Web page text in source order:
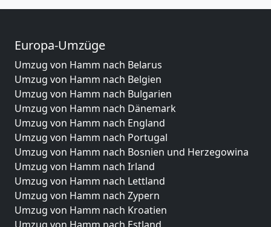
Europa-Umzüge
Umzug von Hamm nach Belarus
Umzug von Hamm nach Belgien
Umzug von Hamm nach Bulgarien
Umzug von Hamm nach Dänemark
Umzug von Hamm nach England
Umzug von Hamm nach Portugal
Umzug von Hamm nach Bosnien und Herzegowina
Umzug von Hamm nach Irland
Umzug von Hamm nach Lettland
Umzug von Hamm nach Zypern
Umzug von Hamm nach Kroatien
Umzug von Hamm nach Estland